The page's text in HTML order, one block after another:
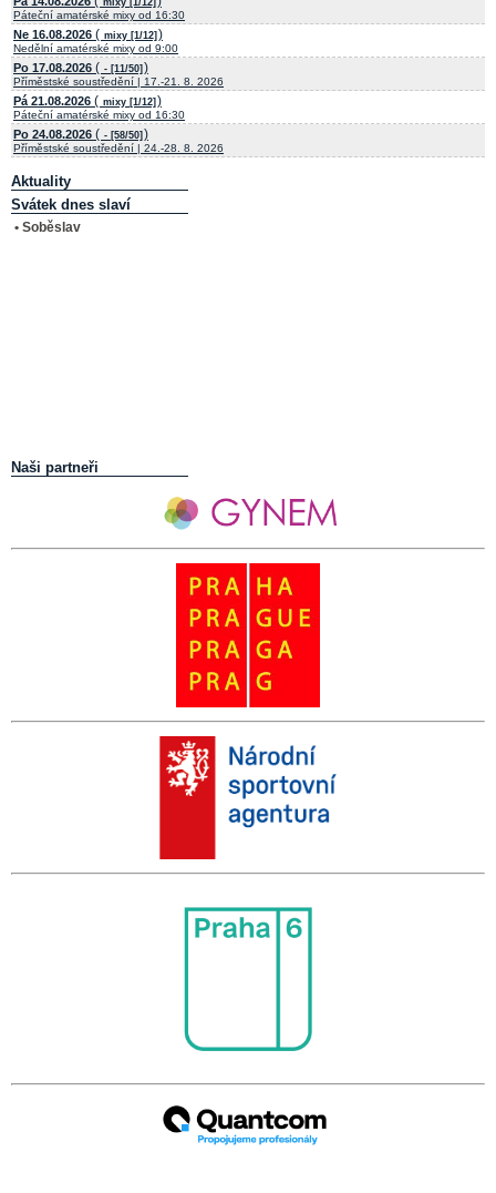
Páteční amatérské mixy od 16:30
Ne 16.08.2026 ( mixy [1/12] )
Nedělní amatérské mixy od 9:00
Po 17.08.2026 ( - [11/50] )
Příměstské soustředění | 17.-21. 8. 2026
Pá 21.08.2026 ( mixy [1/12] )
Páteční amatérské mixy od 16:30
Po 24.08.2026 ( - [58/50] )
Příměstské soustředění | 24.-28. 8. 2026
Aktuality
Svátek dnes slaví
• Soběslav
Naši partneři